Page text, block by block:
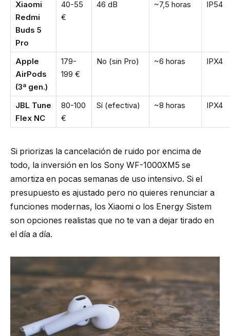
Xiaomi
Redmi
Buds 5
Pro
40-55
€
46 dB ~7,5 horas IP54
Apple
AirPods
(3ª gen.)
179-
199 €
No (sin Pro) ~6 horas IPX4
JBL Tune
Flex NC
80-100
€
Sí (efectiva) ~8 horas IPX4
Si priorizas la cancelación de ruido por encima de
todo, la inversión en los Sony WF-1000XM5 se
amortiza en pocas semanas de uso intensivo. Si el
presupuesto es ajustado pero no quieres renunciar a
funciones modernas, los Xiaomi o los Energy Sistem
son opciones realistas que no te van a dejar tirado en
el día a día.